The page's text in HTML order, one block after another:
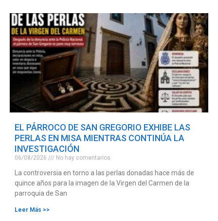
EL PÁRROCO DE SAN GREGORIO EXHIBE LAS
PERLAS EN MISA MIENTRAS CONTINÚA LA
INVESTIGACIÓN
06/08/2026 No hay comentarios
La controversia en torno a las perlas donadas hace más de
quince años para la imagen de la Virgen del Carmen de la
parroquia de San
Leer Más >>